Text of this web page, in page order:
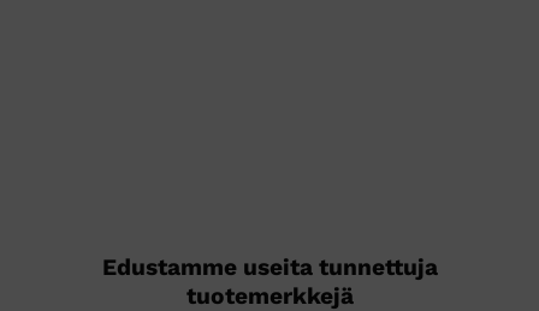
Edustamme useita tunnettuja
tuotemerkkejä